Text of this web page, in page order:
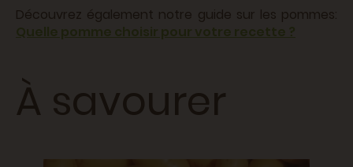
Découvrez également notre guide sur les pommes:
Quelle pomme choisir pour votre recette ?
À savourer